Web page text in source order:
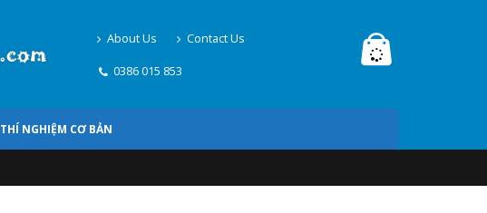
About Us Contact Us
0386 015 853
THÍ NGHIỆM CƠ BẢN